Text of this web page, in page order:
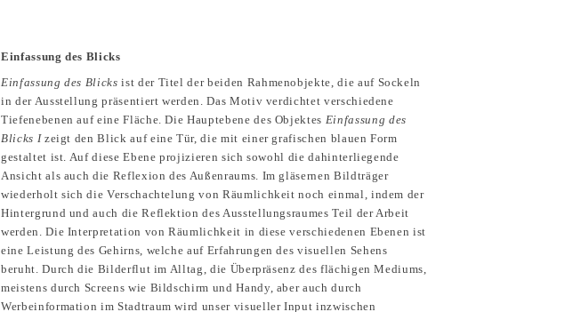
Einfassung des Blicks
Einfassung des Blicks ist der Titel der beiden Rahmenobjekte, die auf Sockeln
in der Ausstellung präsentiert werden. Das Motiv verdichtet verschiedene
Tiefenebenen auf eine Fläche. Die Hauptebene des Objektes Einfassung des
Blicks Izeigt den Blick auf eine Tür, die mit einer grafischen blauen Form
gestaltet ist. Auf diese Ebene projizieren sich sowohl die dahinterliegende
Ansicht als auch die Reflexion des Außenraums. Im gläsernen Bildträger
wiederholt sich die Verschachtelung von Räumlichkeit noch einmal, indem der
Hintergrund und auch die Reflektion des Ausstellungsraumes Teil der Arbeit
werden. Die Interpretation von Räumlichkeit in diese verschiedenen Ebenen ist
eine Leistung des Gehirns, welche auf Erfahrungen des visuellen Sehens
beruht. Durch die Bilderflut im Alltag, die Überpräsenz des flächigen Mediums,
meistens durch Screens wie Bildschirm und Handy, aber auch durch
Werbeinformation im Stadtraum wird unser visueller Input inzwischen